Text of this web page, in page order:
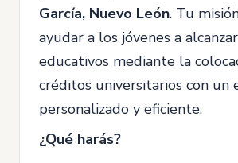
García, Nuevo León. Tu
ayudar a los jóvenes a
educativos mediante la
créditos universitarios con un
personalizado y eficiente.
¿Qué harás?